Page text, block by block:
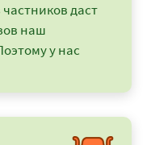
даст
наш
у нас